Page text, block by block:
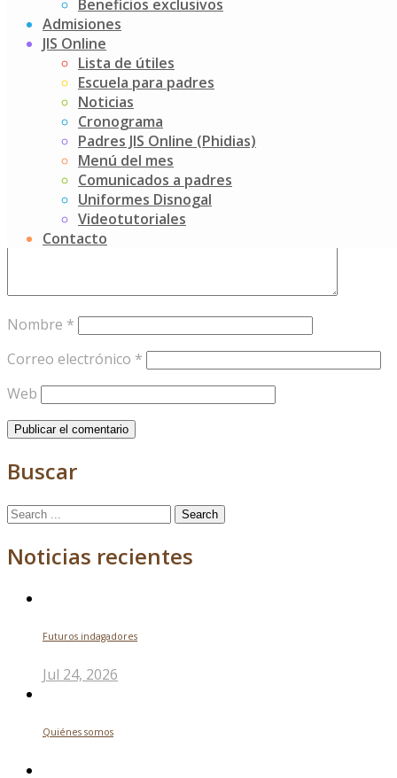
Beneficios exclusivos
Admisiones
JIS Online
Lista de útiles
Escuela para padres
Noticias
Cronograma
Padres JIS Online (Phidias)
Menú del mes
Comunicados a padres
Uniformes Disnogal
Videotutoriales
Contacto
Post
navigation
¡Mariposas!
Izada de Bandera – Febrero
Add your thoughts
Tu dirección de correo electrónico no será publicada.
campos obligatorios están marcados con
Comentario*
Nombre *
Correo electrónico *
Web
Buscar
Search
Noticias recientes
Futuros indagadores
Jul 24, 2026
Quiénes somos